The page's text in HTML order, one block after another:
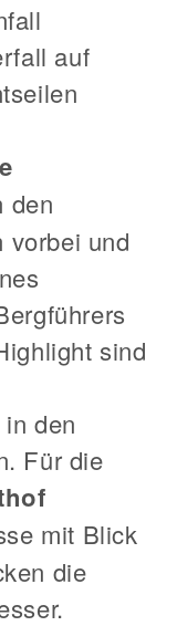
auf
den
vorbei und
sind
den
Für die
mit Blick
die